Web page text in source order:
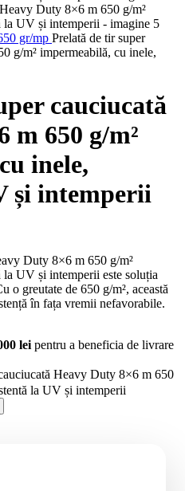
gr/mp Prelată de tir super
g/m² impermeabilă, cu inele,
cauciucată
m 650 g/m²
inele,
și intemperii
Duty 8×6 m 650 g/m²
UV și intemperii este soluția
o greutate de 650 g/m², această
în fața vremii nefavorabile.
lei pentru a beneficia de livrare
Heavy Duty 8×6 m 650
la UV și intemperii